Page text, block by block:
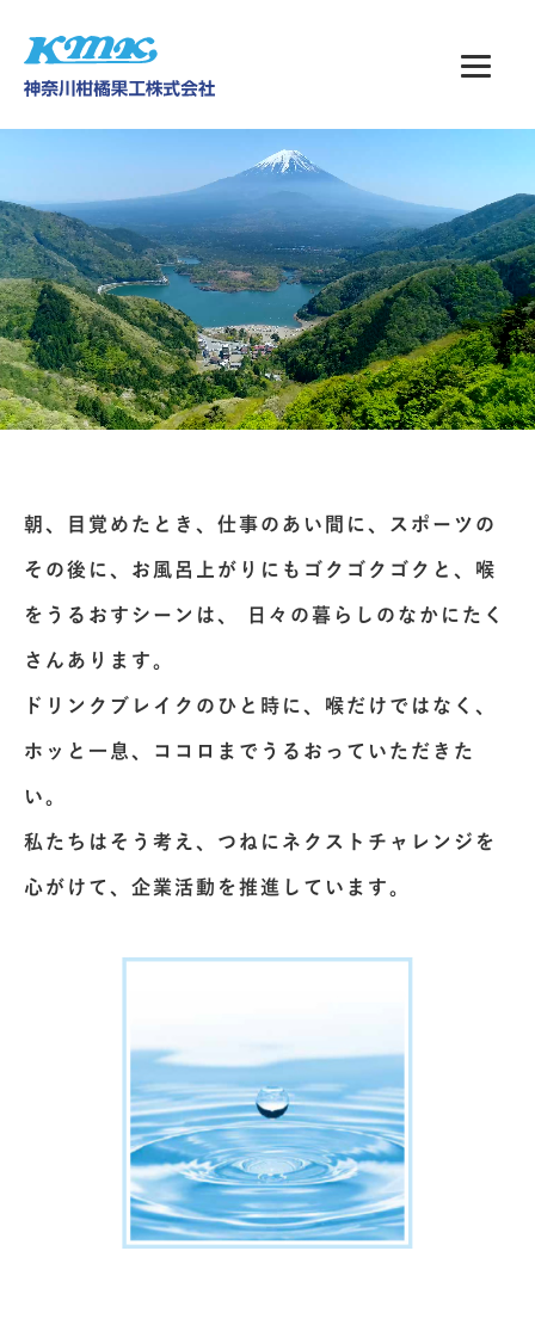
朝、目覚めたとき、仕事のあい間に、スポーツの
その後に、 お風呂上がりにもゴクゴクゴクと、喉
をうるおすシーンは、 日々の暮らしのなかにたく
さんあります。
ドリンクブレイクのひと時に、喉だけではなく、
ホッと一息、ココロまでうるおっていただきた
い。
私たちはそう考え、つねにネクストチャレンジを
心がけて、 企業活動を推進しています。